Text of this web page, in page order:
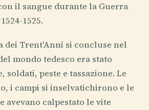
il sangue durante la Guerra
1525.
dei Trent'Anni si concluse nel
mondo tedesco era stato
soldati, peste e tassazione. Le
i campi si inselvatichirono e le
avevano calpestato le vite